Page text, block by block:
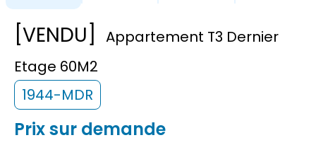
[VENDU]
Appartement T3 Dernier
Etage 60M2
1944-MDR
Prix sur demande